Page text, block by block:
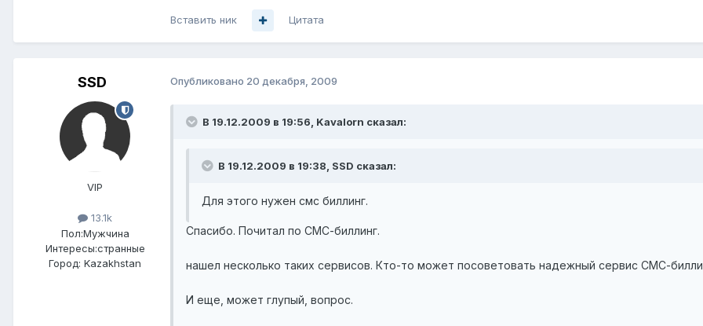
Вставить ник Цитата
SSD
VIP
13.1k
Пол:Мужчина
Интересы:странные
Город: Kazakhstan
Опубликовано 20 декабря, 2009
В 19.12.2009 в 19:56, Kavalorn сказал:
В 19.12.2009 в 19:38, SSD сказал:
Для этого нужен смс биллинг.
Спасибо. Почитал по СМС-биллинг.
нашел несколько таких сервисов. Кто-то может посоветовать надежный сервис СМС-
И еще, может глупый, вопрос.